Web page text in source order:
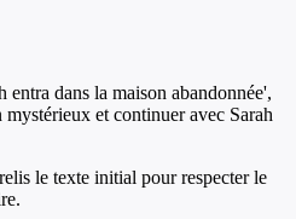
entra dans la maison abandonnée',
et continuer avec Sarah
le texte initial pour respecter le